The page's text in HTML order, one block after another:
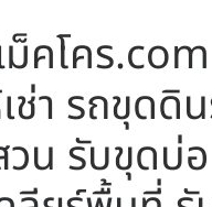
คโคร
ช่า รถขุด
วน รับขุด